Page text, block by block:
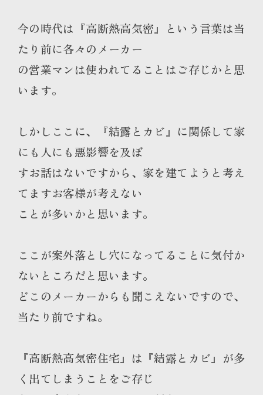
今の時代は『高断熱高気密』という言葉は当
たり前に各々のメーカー
の営業マンは使われてることはご存じかと思
います。
しかしここに、『結露とカビ』に関係して家
にも人にも悪影響を及ぼ
すお話はないですから、家を建てようと考え
てますお客様が考えない
ことが多いかと思います。
ここが案外落とし穴になってることに気付か
ないところだと思います。
どこのメーカーからも聞こえないですので、
当たり前ですね。
『高断熱高気密住宅』は『結露とカビ』が多
く出てしまうことをご存じ